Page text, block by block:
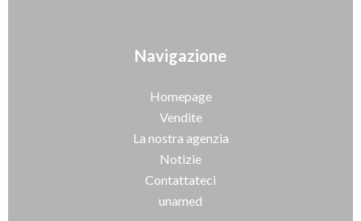
Navigazione
Homepage
Vendite
La nostra agenzia
Notizie
Contattateci
unamed